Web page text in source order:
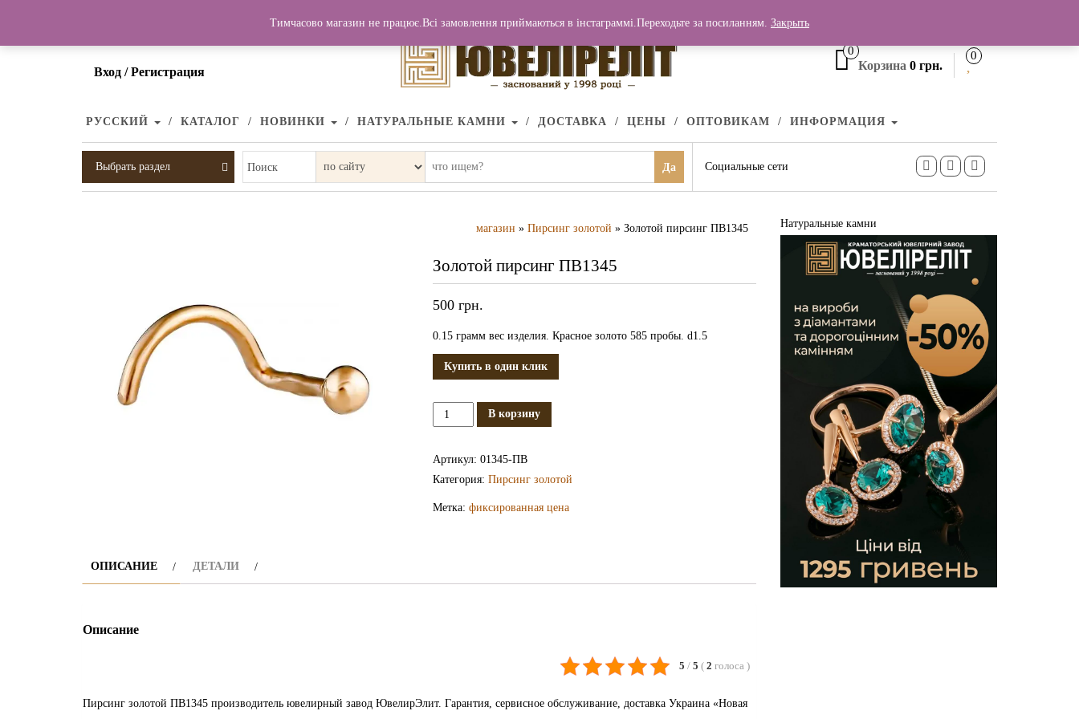
Вход / Регистрация
0
Корзина 0 грн.
0
РУССКИЙ КАТАЛОГ НОВИНКИ НАТУРАЛЬНЫЕ КАМНИ ДОСТАВКА ЦЕНЫ ОПТОВИКАМ ИНФОРМАЦИЯ
Выбрать раздел Поиск Да Социальные сети
магазин » Пирсинг золотой » Золотой пирсинг ПВ1345
Золотой пирсинг ПВ1345
500 грн.
0.15 грамм вес изделия. Красное золото 585 пробы. d1.5
Купить в один клик
Количество
Золотой
В корзину
Артикул: 01345-ПВ
Категория: Пирсинг золотой
Метка: фиксированная цена
ОПИСАНИЕ ДЕТАЛИ
Описание
5 / 5 ( 2 голоса )
Пирсинг золотой ПВ1345 производитель ювелирный завод ЮвелирЭлит. Гарантия, сервисное обслуживание, доставка Украина «Новая
Натуральные камни
Тимчасово магазин не працює.Всі замовлення приймаються в інстаграммі.Переходьте за посиланням. Закрыть